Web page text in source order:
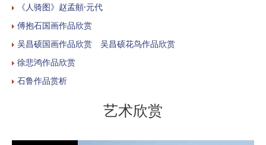
《人骑图》赵孟頫·元代
傅抱石国画作品欣赏
吴昌硕国画作品欣赏 吴昌硕花鸟作品欣赏
徐悲鸿作品欣赏
石鲁作品赏析
艺术欣赏